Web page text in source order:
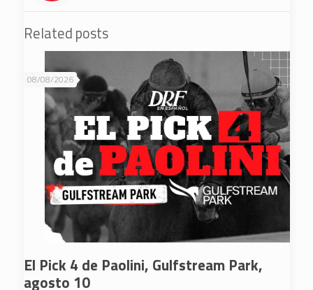
Related posts
08/08/2026
El Pick 4 de Paolini, Gulfstream Park,
agosto 10